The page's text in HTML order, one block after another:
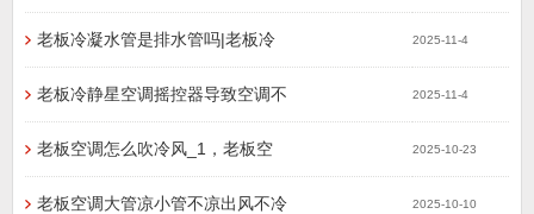
老板冷凝水管是排水管吗|老板冷 2025-11-4
老板冷静星空调摇控器导致空调不 2025-11-4
老板空调怎么吹冷风_1，老板空 2025-10-23
老板空调大管凉小管不凉出风不冷 2025-10-10